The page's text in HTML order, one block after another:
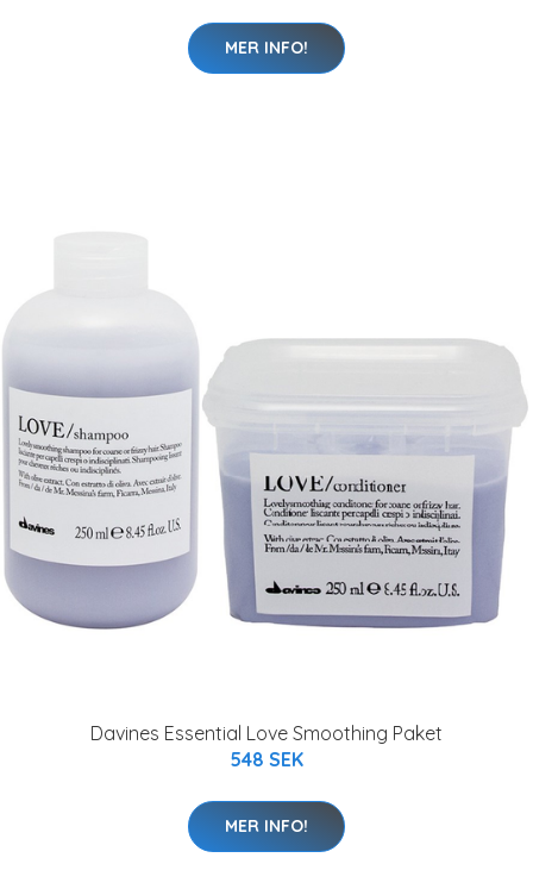
MER INFO!
Davines Essential Love Smoothing Paket
548 SEK
MER INFO!